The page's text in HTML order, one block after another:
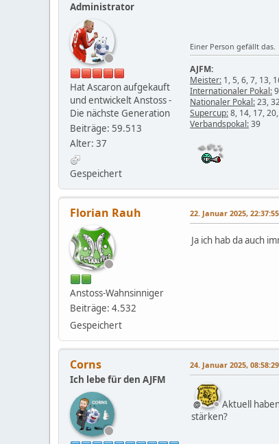
Administrator
Hat Ascaron aufgekauft
und entwickelt Anstoss -
Die nächste Generation
Beiträge: 59.513
Alter: 37
Gespeichert
Einer Person gefällt das.
AJFM:
Meister: 1, 5, 6, 7, 13,
Internationaler Pokal:
Nationaler Pokal:23,
Supercup:8, 14, 17,
Verbandspokal:39
Florian Rauh
Anstoss-Wahnsinniger
Beiträge: 4.532
Gespeichert
22. Januar 2025, 22:37:55
Ja ich hab da auch
Corns
Ich lebe für den AJFM
24. Januar 2025, 08:58:29
Aktuell
stärken?